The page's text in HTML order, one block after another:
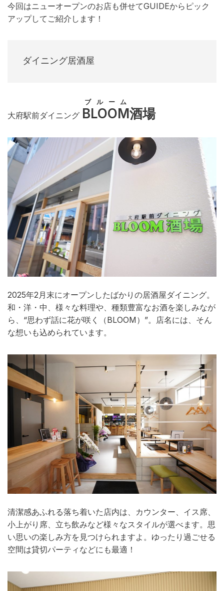
今回はニューオープンのお店も併せてGUIDEからピック
アップしてご紹介します！
ダイニング居酒屋
大府駅前ダイニング BLOOM
ブルーム
酒場
2025年2月末にオープンしたばかりの居酒屋ダイニング。
和・洋・中、様々な料理や、種類豊富なお酒を楽しみなが
ら、“思わず話に花が咲く（BLOOM）”。店名には、そん
な想いも込められています。
清潔感あふれる落ち着いた店内は、カウンター、イス席、
小上がり席、立ち飲みなど様々なスタイルが選べます。思
い思いの楽しみ方を見つけられますよ。ゆったり過ごせる
空間は貸切パーティなどにも最適！